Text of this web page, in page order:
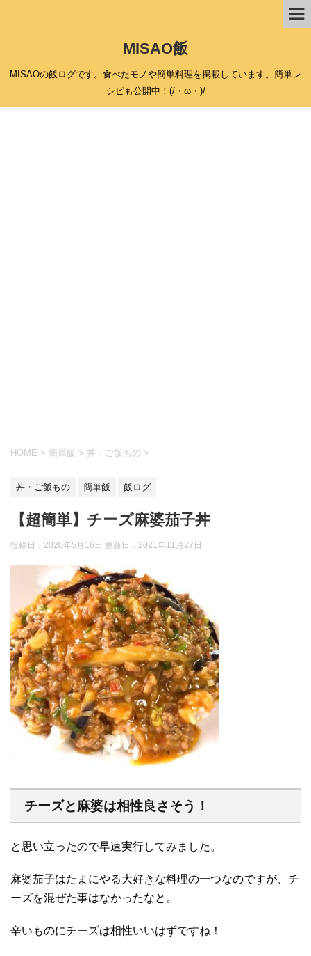
MISAO飯
MISAOの飯ログです。食べたモノや簡単料理を掲載しています。簡単レ
シピも公開中！(/・ω・)/
HOME > 簡単飯 > 丼・ご飯もの >
丼・ご飯もの 簡単飯 飯ログ
【超簡単】チーズ麻婆茄子丼
投稿日：2020年5月16日 更新日： 2021年11月27日
チーズと麻婆は相性良さそう！
と思い立ったので早速実行してみました。
麻婆茄子はたまにやる大好きな料理の一つなのですが、チ
ーズを混ぜた事はなかったなと。
辛いものにチーズは相性いいはずですね！